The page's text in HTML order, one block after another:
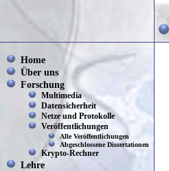
Home
Über uns
Forschung
Multimedia
Datensicherheit
Netze und Protokolle
Veröffentlichungen
Alle Veröffentlichungen
Abgeschlossene Dissertationen
Krypto-Rechner
Lehre